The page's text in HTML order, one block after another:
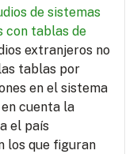
de sistemas
con tablas de
extranjeros no
tablas por
en el sistema
cuenta la
el país
los que figuran